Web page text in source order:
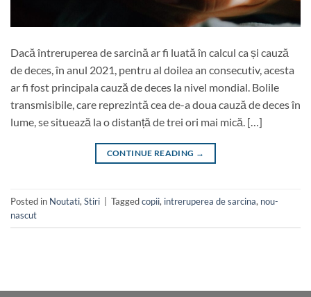
Dacă întreruperea de sarcină ar fi luată în calcul ca și cauză
de deces, în anul 2021, pentru al doilea an consecutiv, acesta
ar fi fost principala cauză de deces la nivel mondial. Bolile
transmisibile, care reprezintă cea de-a doua cauză de deces în
lume, se situează la o distanță de trei ori mai mică. […]
CONTINUE READING →
Posted in Noutati, Stiri Taggedcopii, intreruperea de sarcina, nou-
nascut